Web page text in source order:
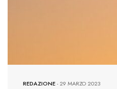
REDAZIONE-29 MARZO 2023